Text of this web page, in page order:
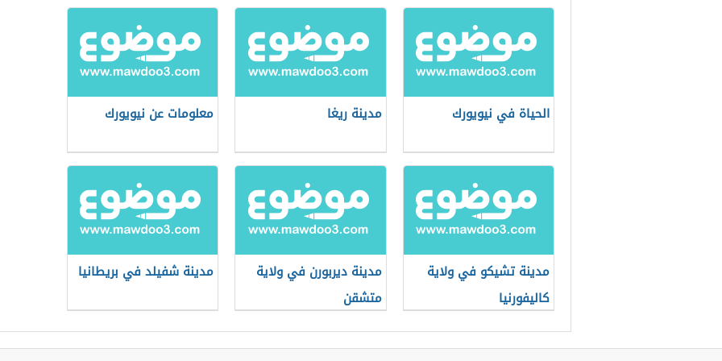
الحياة في نيويورك مدينة ريغا معلومات عن نيويورك
مدينة تشيكو في ولاية
كاليفورنيا
مدينة ديربورن في ولاية
متشقن
مدينة شفيلد في بريطانيا